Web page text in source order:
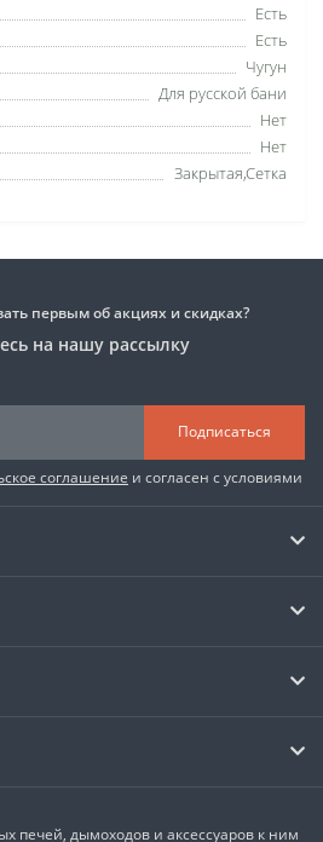
Есть
Есть
Чугун
Для русской бани
Нет
Нет
Закрытая,Сетка
первым об акциях и скидках?
на нашу рассылку
Подписаться
соглашение и согласен с условиями
печей, дымоходов и аксессуаров к ним